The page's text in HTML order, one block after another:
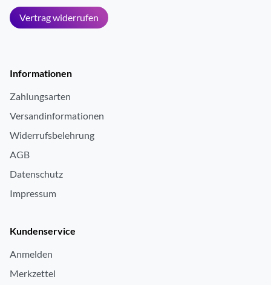
Vertrag widerrufen
Informationen
Zahlungsarten
Versandinformationen
Widerrufsbelehrung
AGB
Datenschutz
Impressum
Kundenservice
Anmelden
Merkzettel